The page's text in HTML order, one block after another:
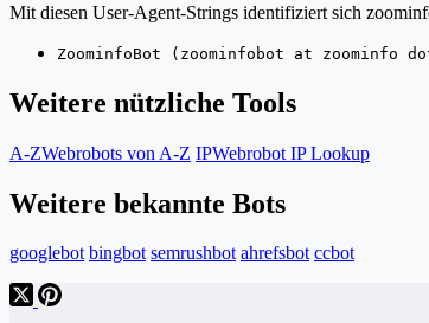
Mit diesen User-Agent-Strings identifiziert sich
ZoominfoBot (zoominfobot at zoominfo
Weitere nützliche Tools
A-ZWebrobots von A-Z IPWebrobot IP Lookup
Weitere bekannte Bots
googlebot bingbot semrushbot ahrefsbot ccbot